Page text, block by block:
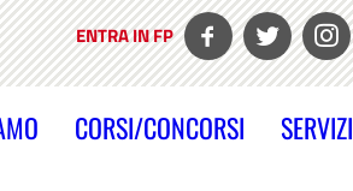
ENTRA IN FP
CORSI/CONCORSI SERVIZI